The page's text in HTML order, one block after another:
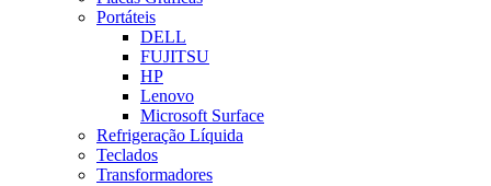
Portáteis
DELL
FUJITSU
HP
Lenovo
Microsoft Surface
Refrigeração Líquida
Teclados
Transformadores